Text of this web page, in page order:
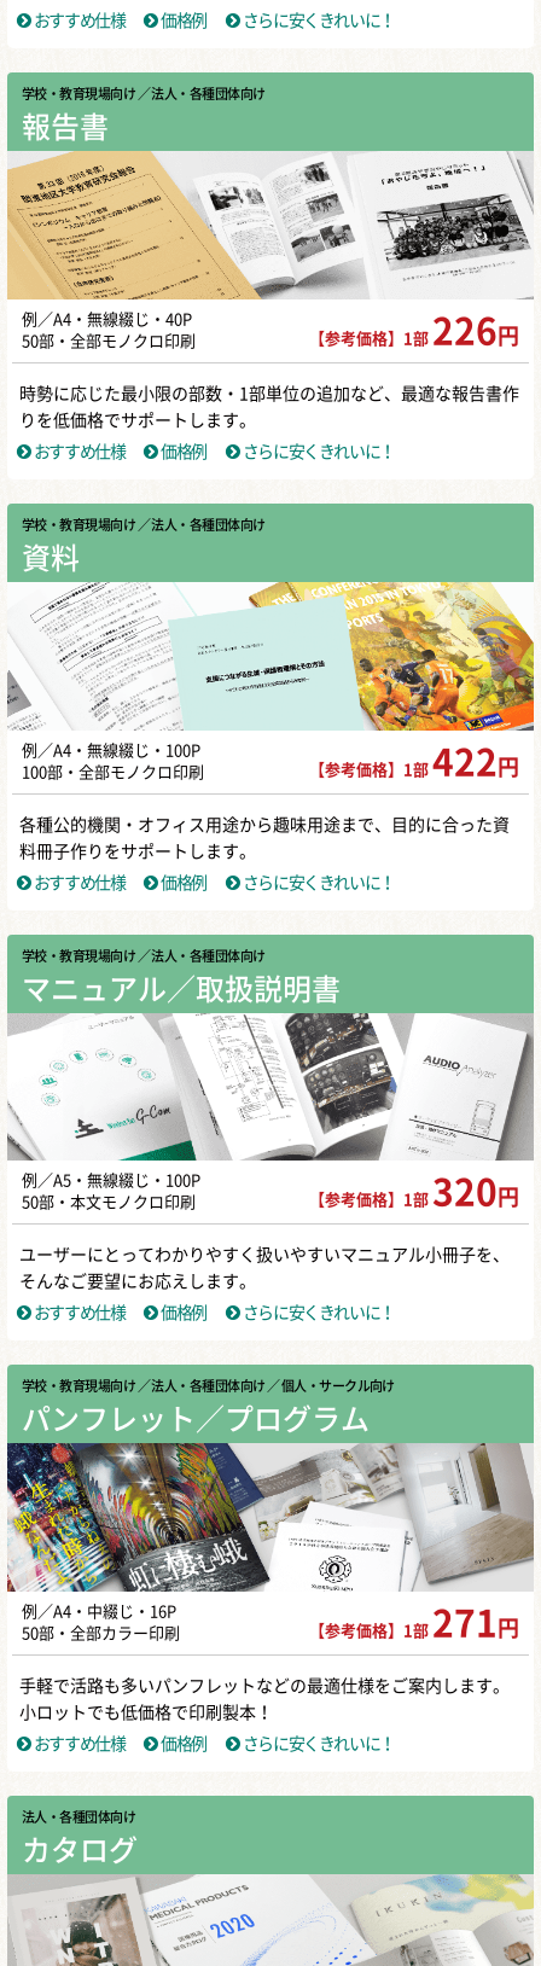
おすすめ仕様
価格例 さらに安くきれいに！
学校・教育現場向け ／ 法人・各種団体向け
報告書
例／A4・無線綴じ・40P
50部・全部モノクロ印刷
【参考価格】1部 226 円
時勢に応じた最小限の部数・1部単位の追加など、最適な報告書作
りを低価格でサポートします。
おすすめ仕様
価格例 さらに安くきれいに！
学校・教育現場向け ／ 法人・各種団体向け
資料
例／A4・無線綴じ・100P
100部・全部モノクロ印刷
【参考価格】1部 422 円
各種公的機関・オフィス用途から趣味用途まで、目的に合った資
料冊子作りをサポートします。
おすすめ仕様
価格例 さらに安くきれいに！
学校・教育現場向け ／ 法人・各種団体向け
マニュアル／取扱説明書
例／A5・無線綴じ・100P
50部・本文モノクロ印刷
【参考価格】1部 320 円
ユーザーにとってわかりやすく扱いやすいマニュアル小冊子を、
そんなご要望にお応えします。
おすすめ仕様
価格例 さらに安くきれいに！
学校・教育現場向け ／ 法人・各種団体向け ／ 個人・サークル向け
パンフレット／プログラム
例／A4・中綴じ・16P
50部・全部カラー印刷
【参考価格】1部 271 円
手軽で活路も多いパンフレットなどの最適仕様をご案内します。
小ロットでも低価格で印刷製本！
おすすめ仕様
価格例 さらに安くきれいに！
法人・各種団体向け
カタログ